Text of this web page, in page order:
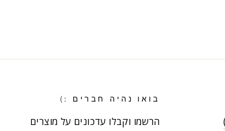
בואו נהיה חברים :)
הרשמו וקבלו עדכונים על מוצרים